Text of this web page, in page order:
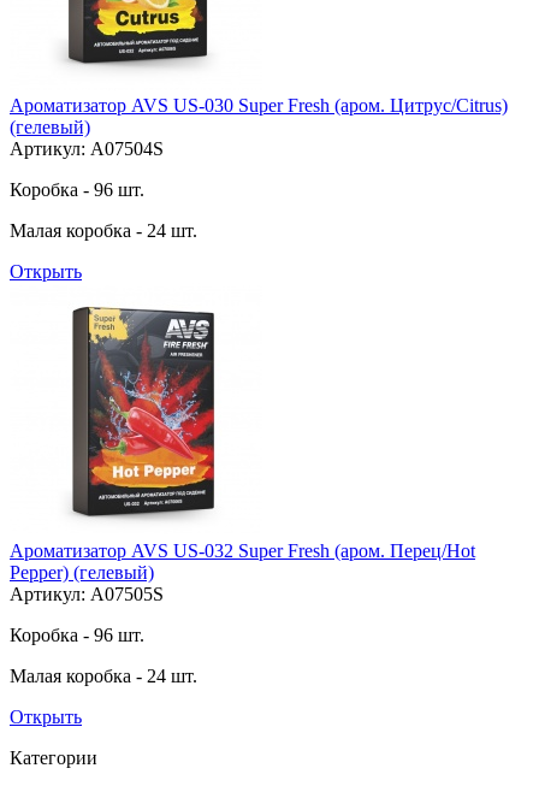
Ароматизатор AVS US-030 Super Fresh (аром. Цитрус/Citrus)
(гелевый)
Артикул: A07504S
Коробка - 96 шт.
Малая коробка - 24 шт.
Открыть
Ароматизатор AVS US-032 Super Fresh (аром. Перец/Hot
Pepper) (гелевый)
Артикул: A07505S
Коробка - 96 шт.
Малая коробка - 24 шт.
Открыть
Категории